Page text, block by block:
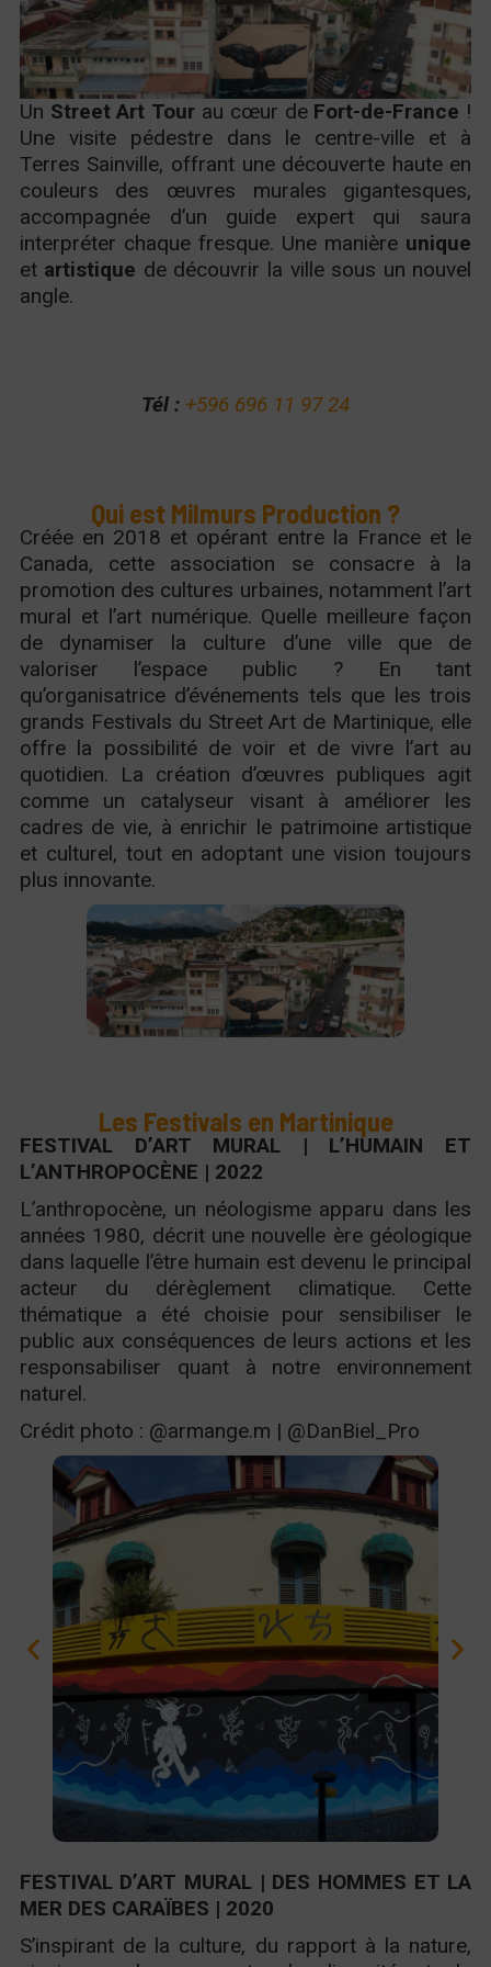
MILMURS
La découverte de l'art urbain de Martinique
Un Street Art Tour au cœur de Fort-de-France !
Une visite pédestre dans le centre-ville et à
Terres Sainville, offrant une découverte haute en
couleurs des œuvres murales gigantesques,
accompagnée d’un guide expert qui saura
interpréter chaque fresque. Une manière unique
et artistique de découvrir la ville sous un nouvel
angle.
Tél : +596 696 11 97 24
Qui est Milmurs Production ?
Créée en 2018 et opérant entre la France et le
Canada, cette association se consacre à la
promotion des cultures urbaines, notamment l’art
mural et l’art numérique. Quelle meilleure façon
de dynamiser la culture d’une ville que de
valoriser l’espace public ? En tant
qu’organisatrice d’événements tels que les trois
grands Festivals du Street Art de Martinique, elle
offre la possibilité de voir et de vivre l’art au
quotidien. La création d’œuvres publiques agit
comme un catalyseur visant à améliorer les
cadres de vie, à enrichir le patrimoine artistique
et culturel, tout en adoptant une vision toujours
plus innovante.
Les Festivals en Martinique
FESTIVAL D’ART MURAL | L’HUMAIN ET
L’ANTHROPOCÈNE | 2022
L’anthropocène, un néologisme apparu dans les
années 1980, décrit une nouvelle ère géologique
dans laquelle l’être humain est devenu le principal
acteur du dérèglement climatique. Cette
thématique a été choisie pour sensibiliser le
public aux conséquences de leurs actions et les
responsabiliser quant à notre environnement
naturel.
Crédit photo : @armange.m | @DanBiel_Pro
FESTIVAL D’ART MURAL | DES HOMMES ET LA
MER DES CARAÏBES | 2020
S’inspirant de la culture, du rapport à la nature,